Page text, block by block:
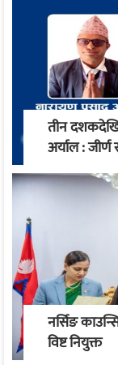
तीन दशकदेखि
अर्याल :
स्वास्थ्य
नर्सिङ
विष्ट नियुक्त